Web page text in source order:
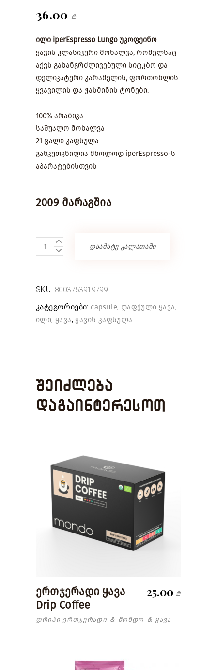
36.00 ₾
ილი iperEspresso Lungo უკოფეინო
ყავის კლასიკური მოხალვა, რომელსაც
აქვს გახანგრძლივებული სიტკბო და
დელიკატური კარამელის, ფორთოხლის
ყვავილის და ჟასმინის ტონები.
100% არაბიკა
საშუალო მოხალვა
21 ცალი კაფსულა
განკუთვნილია მხოლოდ iperEspresso-ს
აპარატებისთვის
2009 მარაგშია
ყავის
კაფსულა
quantity
დაამატე კალათაში
SKU: 8003753919799
კატეგორიები: capsule, დაფქული ყავა,
ილი, ყავა, ყავის კაფსულა
შეიძლება
დაგაინტერესოთ
ერთჯერადი ყავა
Drip Coffee
25.00 ₾
დრიპი ერთჯერადი & მონდო & ყავა